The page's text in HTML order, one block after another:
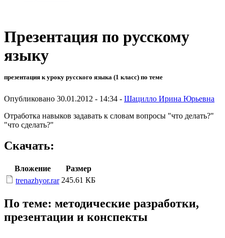
Презентация по русскому
языку
презентация к уроку русского языка (1 класс) по теме
Опубликовано 30.01.2012 - 14:34 - Шацилло Ирина Юрьевна
Отработка навыков задавать к словам вопросы "что делать?"
"что сделать?"
Скачать:
Вложение
Размер
trenazhyor.rar 245.61 КБ
По теме: методические разработки,
презентации и конспекты